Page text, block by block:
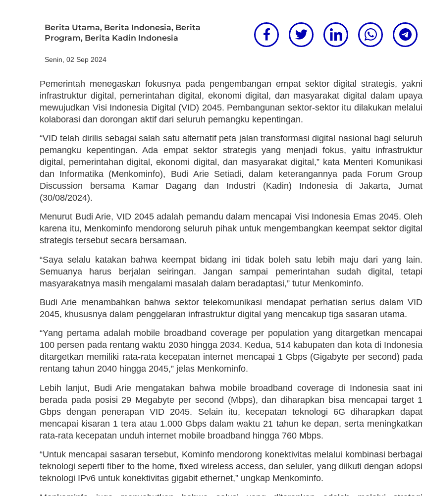
Berita Utama, Berita Indonesia, Berita
Program, Berita Kadin Indonesia
Senin, 02 Sep 2024
Pemerintah menegaskan fokusnya pada pengembangan empat sektor digital strategis, yakni
infrastruktur digital, pemerintahan digital, ekonomi digital, dan masyarakat digital dalam upaya
mewujudkan Visi Indonesia Digital (VID) 2045. Pembangunan sektor-sektor itu dilakukan melalui
kolaborasi dan dorongan aktif dari seluruh pemangku kepentingan.
“VID telah dirilis sebagai salah satu alternatif peta jalan transformasi digital nasional bagi seluruh
pemangku kepentingan. Ada empat sektor strategis yang menjadi fokus, yaitu infrastruktur
digital, pemerintahan digital, ekonomi digital, dan masyarakat digital,” kata Menteri Komunikasi
dan Informatika (Menkominfo), Budi Arie Setiadi, dalam keterangannya pada Forum Group
Discussion bersama Kamar Dagang dan Industri (Kadin) Indonesia di Jakarta, Jumat
(30/08/2024).
Menurut Budi Arie, VID 2045 adalah pemandu dalam mencapai Visi Indonesia Emas 2045. Oleh
karena itu, Menkominfo mendorong seluruh pihak untuk mengembangkan keempat sektor digital
strategis tersebut secara bersamaan.
“Saya selalu katakan bahwa keempat bidang ini tidak boleh satu lebih maju dari yang lain.
Semuanya harus berjalan seiringan. Jangan sampai pemerintahan sudah digital, tetapi
masyarakatnya masih mengalami masalah dalam beradaptasi,” tutur Menkominfo.
Budi Arie menambahkan bahwa sektor telekomunikasi mendapat perhatian serius dalam VID
2045, khususnya dalam penggelaran infrastruktur digital yang mencakup tiga sasaran utama.
“Yang pertama adalah mobile broadband coverage per population yang ditargetkan mencapai
100 persen pada rentang waktu 2030 hingga 2034. Kedua, 514 kabupaten dan kota di Indonesia
ditargetkan memiliki rata-rata kecepatan internet mencapai 1 Gbps (Gigabyte per second) pada
rentang tahun 2040 hingga 2045,” jelas Menkominfo.
Lebih lanjut, Budi Arie mengatakan bahwa mobile broadband coverage di Indonesia saat ini
berada pada posisi 29 Megabyte per second (Mbps), dan diharapkan bisa mencapai target 1
Gbps dengan penerapan VID 2045. Selain itu, kecepatan teknologi 6G diharapkan dapat
mencapai kisaran 1 tera atau 1.000 Gbps dalam waktu 21 tahun ke depan, serta meningkatkan
rata-rata kecepatan unduh internet mobile broadband hingga 760 Mbps.
“Untuk mencapai sasaran tersebut, Kominfo mendorong konektivitas melalui kombinasi berbagai
teknologi seperti fiber to the home, fixed wireless access, dan seluler, yang diikuti dengan adopsi
teknologi IPv6 untuk konektivitas gigabit ethernet,” ungkap Menkominfo.